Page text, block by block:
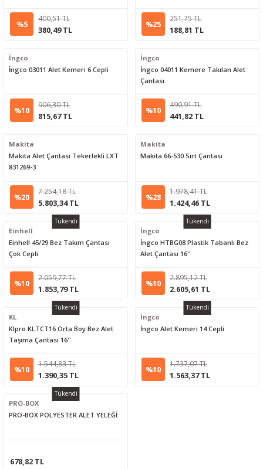
%5
400,51 TL
380,49 TL
%25
251,75 TL
188,81 TL
İngco
İngco 03011 Alet Kemeri 6 Cepli
%10
906,30 TL
815,67 TL
İngco
İngco 04011 Kemere Takılan Alet
Çantası
%10
490,91 TL
441,82 TL
Makita
Makita Alet Çantası Tekerlekli LXT
831269-3
%20
7.254,18 TL
5.803,34 TL
Makita
Makita 66-530 Sırt Çantası
%28
1.978,41 TL
1.424,46 TL
Tükendi
Einhell
Einhell 45/29 Bez Takım Çantası
Çok Cepli
%10
2.059,77 TL
1.853,79 TL
Tükendi
İngco
İngco HTBG08 Plastik Tabanlı Bez
Alet Çantası 16''
%10
2.895,12 TL
2.605,61 TL
Tükendi
KL
Klpro KLTCT16 Orta Boy Bez Alet
Taşıma Çantası 16''
%10
1.544,83 TL
1.390,35 TL
Tükendi
İngco
İngco Alet Kemeri 14 Cepli
%10
1.737,07 TL
1.563,37 TL
Tükendi
PRO-BOX
PRO-BOX POLYESTER ALET YELEĞİ
678,82 TL